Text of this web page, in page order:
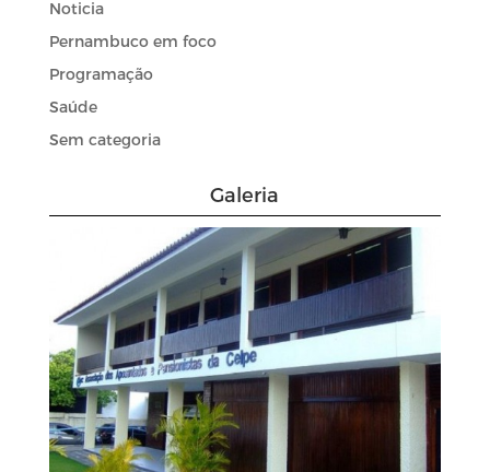
Noticia
Pernambuco em foco
Programação
Saúde
Sem categoria
Galeria